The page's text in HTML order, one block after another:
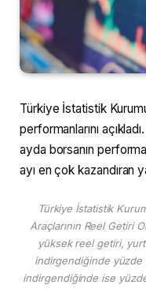
Türkiye İstatistik
performanlarını
ayda borsanın
ayı en çok kazandıran
Türkiye İstatistik
Araçlarının Reel Getiri
yüksek reel getiri,
indirgendiğinde yüzde
indirgendiğinde ise